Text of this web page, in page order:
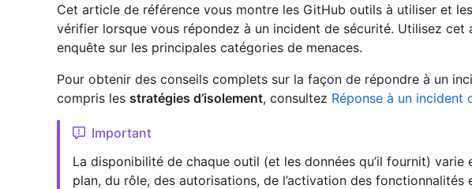
Cet article de référence vous montre les GitHub outils à utiliser et
vérifier lorsque vous répondez à un incident de sécurité. Utilisez
enquête sur les principales catégories de menaces.
Pour obtenir des conseils complets sur la façon de répondre à un
compris les stratégies d’isolement, consultez Réponse à un incident
Important
La disponibilité de chaque outil (et les données qu’il fournit) varie
plan, du rôle, des autorisations, de l’activation des